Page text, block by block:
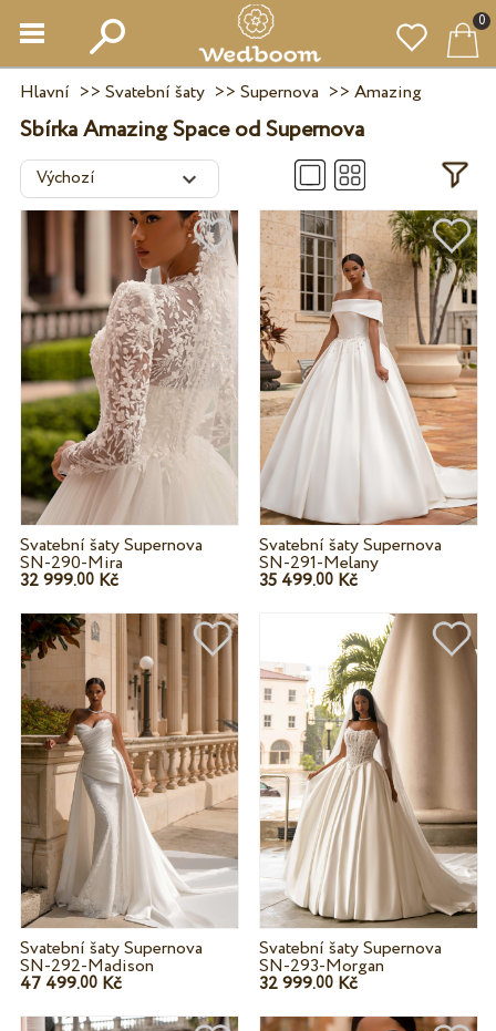
0
Hlavní >> Svatební šaty>> Supernova >> Amazing
Sbírka Amazing Space od Supernova
Svatební šaty Supernova
SN-290-Mira
32 999.00Kč
Svatební šaty Supernova
SN-291-Melany
35 499.00 Kč
Svatební šaty Supernova
SN-292-Madison
47 499.00Kč
Svatební šaty Supernova
SN-293-Morgan
32 999.00 Kč